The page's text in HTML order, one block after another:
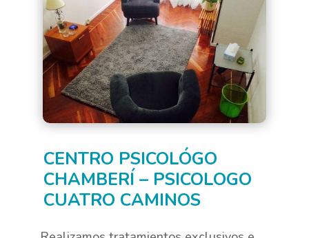
CENTRO PSICOLÓGO
CHAMBERÍ – PSICOLOGO
CUATRO CAMINOS